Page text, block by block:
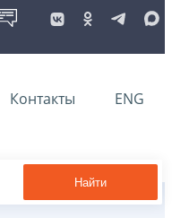
Контакты ENG
Найти